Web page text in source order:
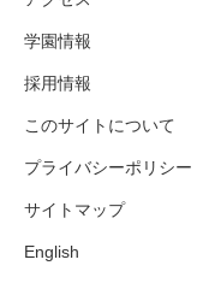
学園情報
採用情報
このサイトについて
プライバシーポリシー
サイトマップ
English